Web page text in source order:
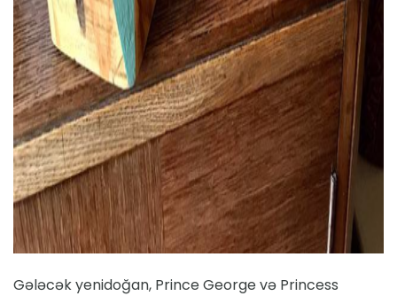
Gələcək yenidoğan, Prince George və Princess